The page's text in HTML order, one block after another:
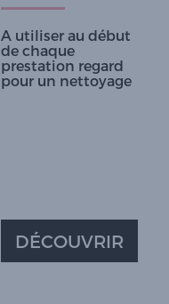
A utiliser au début
de chaque
prestation regard
pour un nettoyage
DÉCOUVRIR